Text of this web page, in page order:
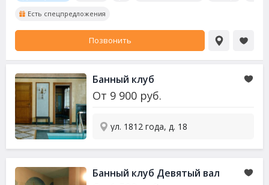
Есть спецпредложения
Позвонить
Банный клуб
От 9 900 руб.
ул. 1812 года, д. 18
Банный клуб Девятый вал